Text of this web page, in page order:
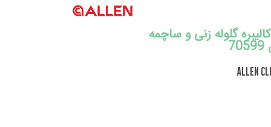
گلوله زنی و ساچمه
ALLEN